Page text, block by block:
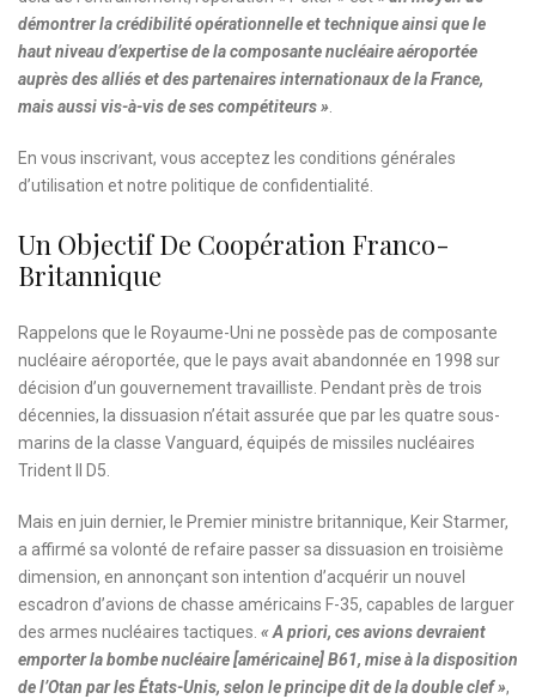
démontrer la crédibilité opérationnelle et technique ainsi que le
haut niveau d’expertise de la composante nucléaire aéroportée
auprès des alliés et des partenaires internationaux de la France,
mais aussi vis-à-vis de ses compétiteurs »
En vous inscrivant, vous acceptez les conditions générales
d’utilisation et notre politique de confidentialité.
Un Objectif De Coopération Franco-
Britannique
Rappelons que le Royaume-Uni ne possède pas de composante
nucléaire aéroportée, que le pays avait abandonnée en 1998 sur
décision d’un gouvernement travailliste. Pendant près de trois
décennies, la dissuasion n’était assurée que par les quatre sous-
marins de la classe Vanguard, équipés de missiles nucléaires
Trident II D5.
Mais en juin dernier, le Premier ministre britannique, Keir Starmer,
a affirmé sa volonté de refaire passer sa dissuasion en troisième
dimension, en annonçant son intention d’acquérir un nouvel
escadron d’avions de chasse américains F-35, capables de larguer
des armes nucléaires tactiques. « A priori, ces avions devraient
emporter la bombe nucléaire [américaine] B61, mise à la disposition
de l’Otan par les États-Unis, selon le principe dit de la double clef »,